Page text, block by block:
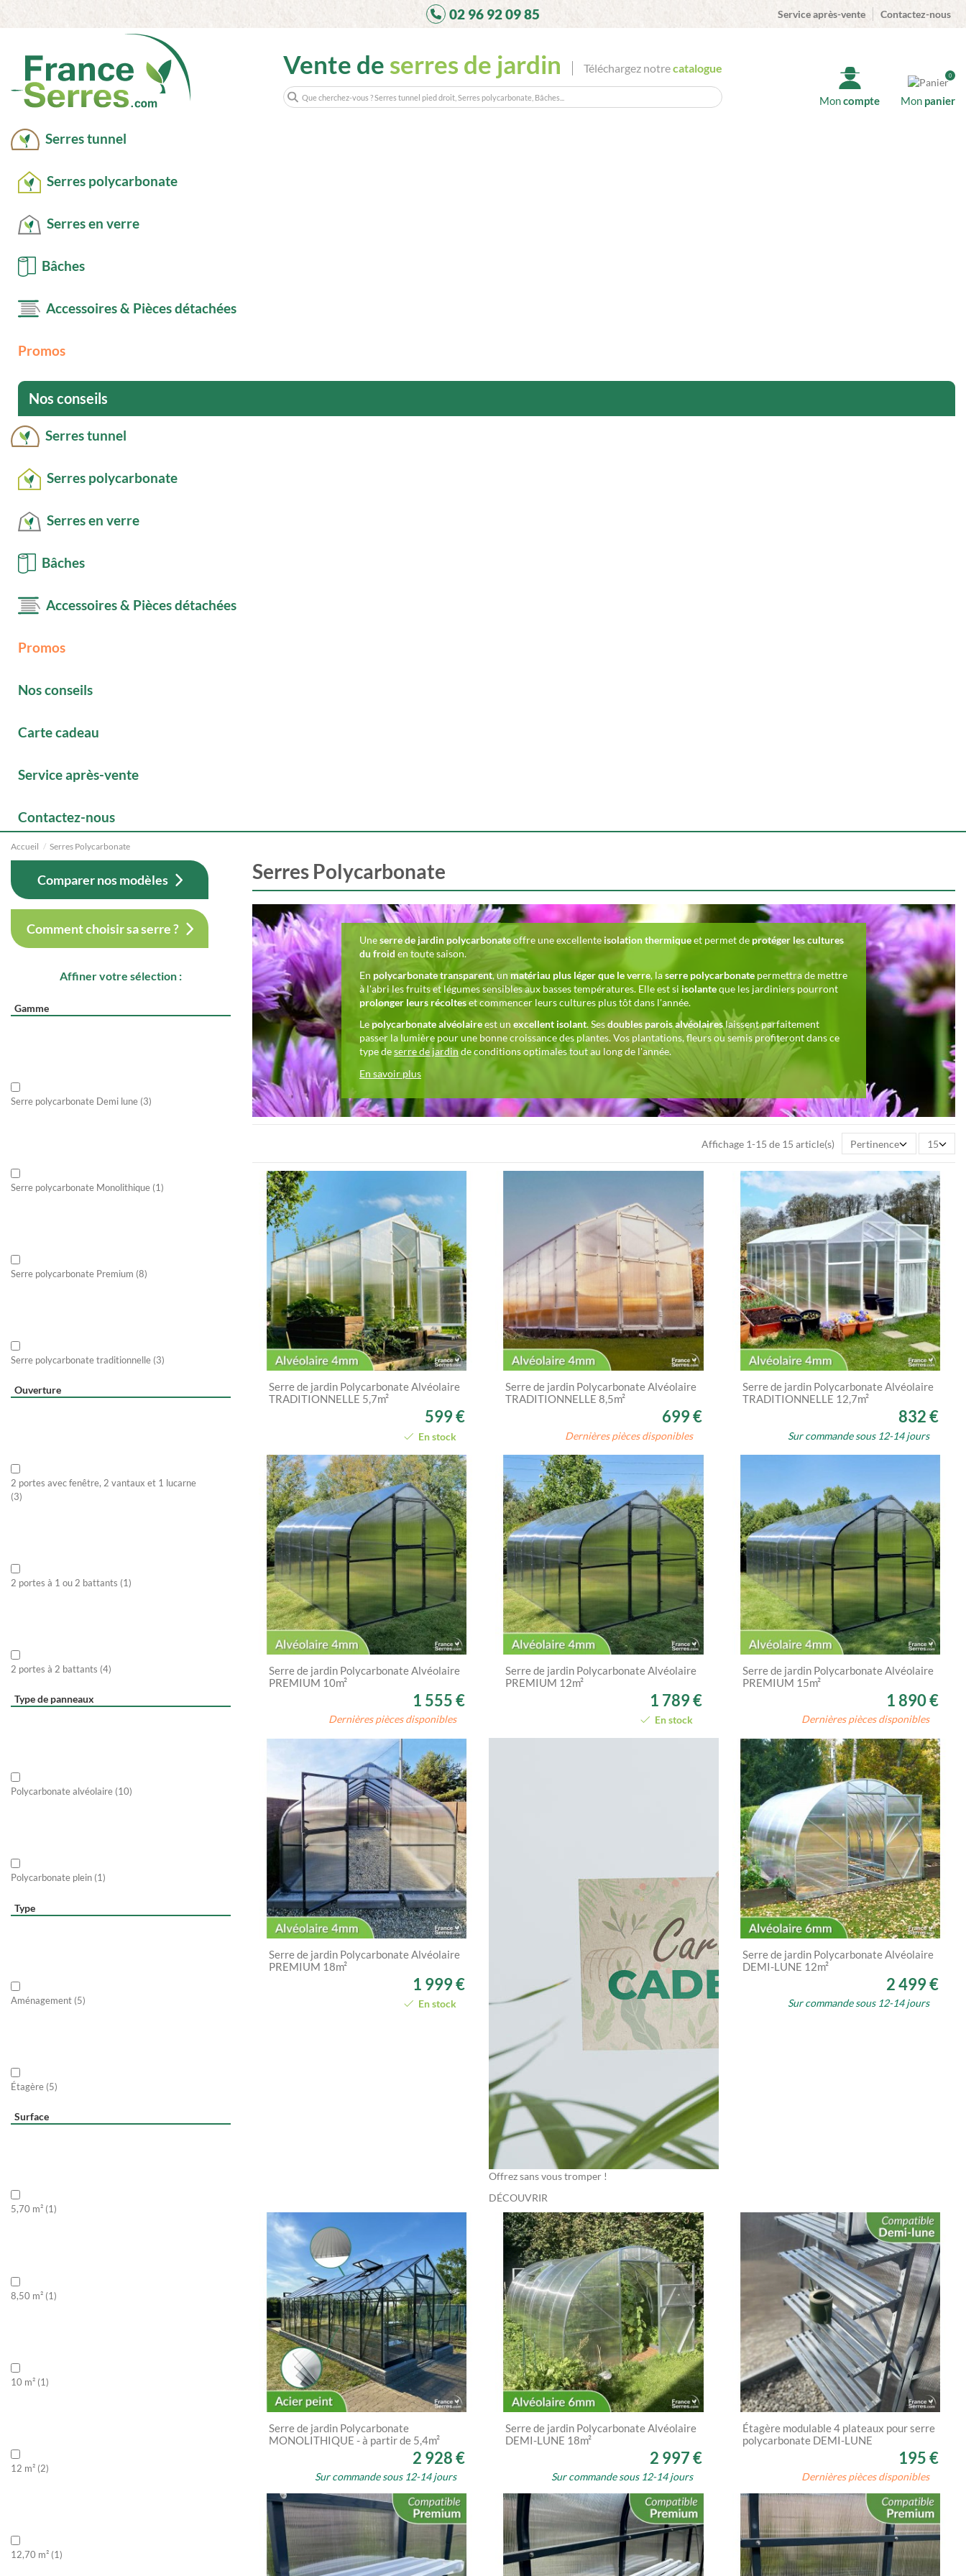
02 96 92 09 85 Service après-vente Contactez-nous
Vente de serres de jardin Téléchargez notrecatalogue
Moncompte
0
Mon panier
Serres tunnel
Serres polycarbonate
Serres en verre
Bâches
Accessoires & Pièces détachées
Promos
Nos conseils
Serres tunnel
Serres polycarbonate
Serres en verre
Bâches
Accessoires & Pièces détachées
Promos
Nos conseils
Carte cadeau
Service après-vente
Contactez-nous
Accueil Serres Polycarbonate
Serres Polycarbonate
Uneserre de jardin polycarbonateoffre une excellente isolation thermiqueet permet de protéger les cultures
du froid en toute saison.
En polycarbonate transparent, un matériau plus léger que le verre, laserre polycarbonate permettra de mettre
à l'abri les fruits et légumes sensibles aux basses températures. Elle est si isolanteque les jardiniers pourront
prolonger leurs récolteset commencer leurs cultures plus tôt dans l'année.
Lepolycarbonate alvéolaireest un excellent isolant. Sesdoubles parois alvéolaireslaissent parfaitement
passer la lumière pour une bonne croissance des plantes. Vos plantations, fleurs ou semis profiteront dans ce
type deserre de jardinde conditions optimales tout au long de l'année.
En savoir plus
Affichage 1-15 de 15 article(s) Pertinence 15
Serre de jardin Polycarbonate Alvéolaire
TRADITIONNELLE 5,7m²
599 €
En stock
Serre de jardin Polycarbonate Alvéolaire
TRADITIONNELLE 8,5m²
699 €
Dernières pièces disponibles
Serre de jardin Polycarbonate Alvéolaire
TRADITIONNELLE 12,7m²
832 €
Sur commande sous 12-14 jours
Serre de jardin Polycarbonate Alvéolaire
PREMIUM 10m²
1 555 €
Dernières pièces disponibles
Serre de jardin Polycarbonate Alvéolaire
PREMIUM 12m²
1 789 €
En stock
Serre de jardin Polycarbonate Alvéolaire
PREMIUM 15m²
1 890 €
Dernières pièces disponibles
Serre de jardin Polycarbonate Alvéolaire
PREMIUM 18m²
1 999 €
En stock
Offrez sans vous tromper !
DÉCOUVRIR
Serre de jardin Polycarbonate Alvéolaire
DEMI-LUNE 12m²
2 499 €
Sur commande sous 12-14 jours
Serre de jardin Polycarbonate
MONOLITHIQUE - à partir de 5,4m²
2 928 €
Sur commande sous 12-14 jours
Serre de jardin Polycarbonate Alvéolaire
DEMI-LUNE 18m²
2 997 €
Sur commande sous 12-14 jours
Étagère modulable 4 plateaux pour serre
polycarbonate DEMI-LUNE
195 €
Dernières pièces disponibles
Comparer nos modèles
Comment choisir sa serre ?
Affiner votre sélection :
Gamme
Serre polycarbonate Demi lune (3)
Serre polycarbonate Monolithique (1)
Serre polycarbonate Premium (8)
Serre polycarbonate traditionnelle (3)
Ouverture
2 portes avec fenêtre, 2 vantaux et 1 lucarne
(3)
2 portes à 1 ou 2 battants (1)
2 portes à 2 battants (4)
Type de panneaux
Polycarbonate alvéolaire (10)
Polycarbonate plein (1)
Type
Aménagement (5)
Étagère (5)
Surface
5,70 m² (1)
8,50 m² (1)
10 m² (1)
12 m² (2)
12,70 m² (1)